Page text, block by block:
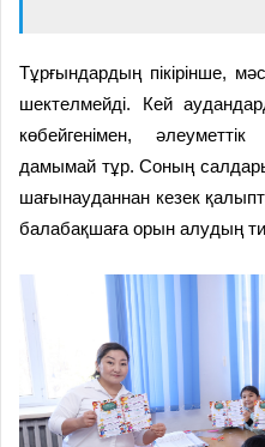
Тұрғындардың пікірінше,
шектелмейді. Кей
көбейгенімен,
дамымай тұр. Соның
шағынауданнан кезек
балабақшаға орын алудың